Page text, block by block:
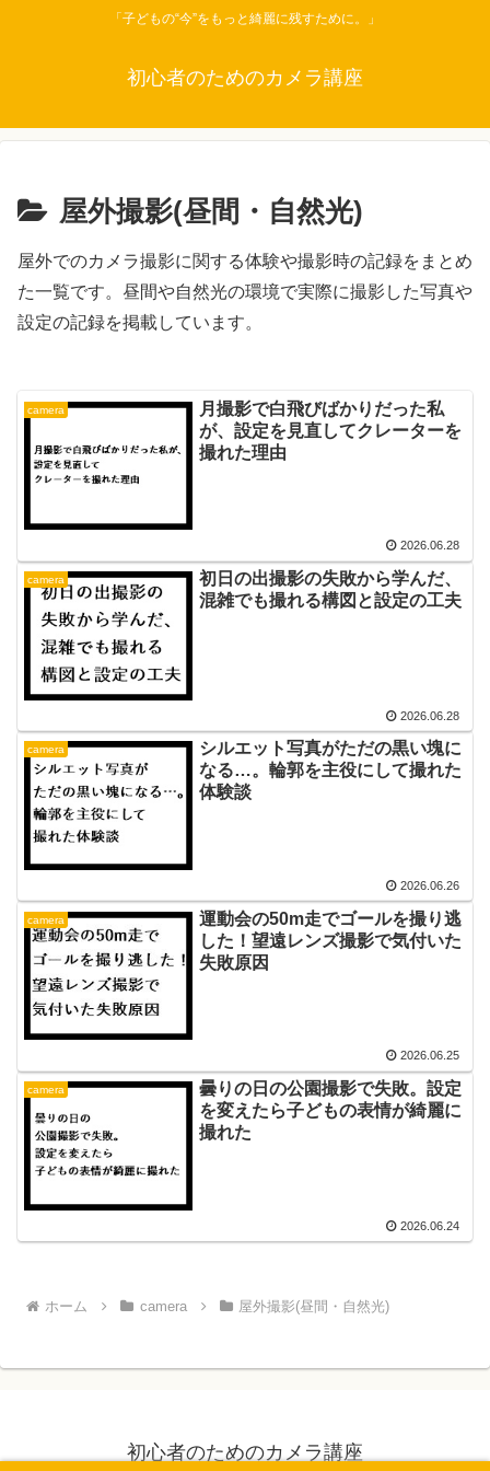
「子どもの“今”をもっと綺麗に残すために。」
初心者のためのカメラ講座
屋外撮影(昼間・自然光)
屋外でのカメラ撮影に関する体験や撮影時の記録をまとめ
た一覧です。昼間や自然光の環境で実際に撮影した写真や
設定の記録を掲載しています。
camera
月撮影で白飛びばかりだった私
が、設定を見直してクレーターを
撮れた理由
2026.06.28
camera
初日の出撮影の失敗から学んだ、
混雑でも撮れる構図と設定の工夫
2026.06.28
camera
シルエット写真がただの黒い塊に
なる…。輪郭を主役にして撮れた
体験談
2026.06.26
camera
運動会の50m走でゴールを撮り逃
した！望遠レンズ撮影で気付いた
失敗原因
2026.06.25
camera
曇りの日の公園撮影で失敗。設定
を変えたら子どもの表情が綺麗に
撮れた
2026.06.24
ホーム camera 屋外撮影(昼間・自然光)
初心者のためのカメラ講座